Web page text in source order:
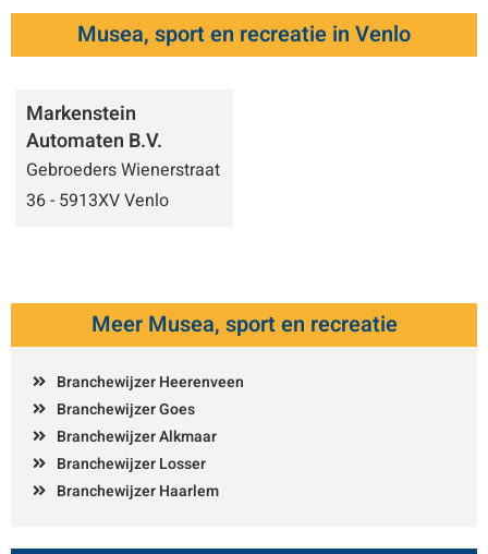
Musea, sport en recreatie in Venlo
Markenstein
Automaten B.V.
Gebroeders Wienerstraat
36 - 5913XV Venlo
Meer Musea, sport en recreatie
Branchewijzer Heerenveen
Branchewijzer Goes
Branchewijzer Alkmaar
Branchewijzer Losser
Branchewijzer Haarlem